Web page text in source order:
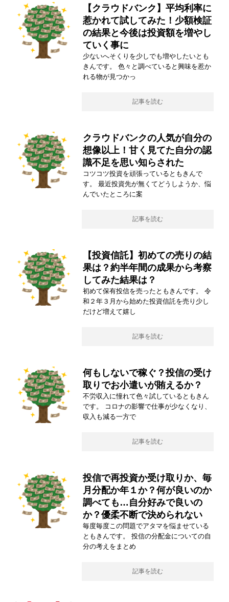
【クラウドバンク】平均利率に
惹かれて試してみた！少額検証
の結果と今後は投資額を増やし
ていく事に
少ないへそくりを少しでも増やしたいとも
きんです。 色々と調べていると興味を惹か
れる物が見つかっ
記事を読む
クラウドバンクの人気が自分の
想像以上！甘く見てた自分の認
識不足を思い知らされた
コツコツ投資を頑張っているともきんで
す。 最近投資先が無くてどうしようか、悩
んでいたところに案
記事を読む
【投資信託】初めての売りの結
果は？約半年間の成果から考察
してみた結果は？
初めて保有投信を売ったともきんです。 令
和２年３月から始めた投資信託を売り少し
だけど増えて嬉し
記事を読む
何もしないで稼ぐ？投信の受け
取りでお小遣いが賄えるか？
不労収入に憧れて色々試しているともきん
です。 コロナの影響で仕事が少なくなり、
収入も減る一方で
記事を読む
投信で再投資か受け取りか、毎
月分配か年１か？何が良いのか
調べても…自分好みで良いの
か？優柔不断で決められない
毎度毎度この問題でアタマを悩ませている
ともきんです。 投信の分配金についての自
分の考えをまとめ
記事を読む